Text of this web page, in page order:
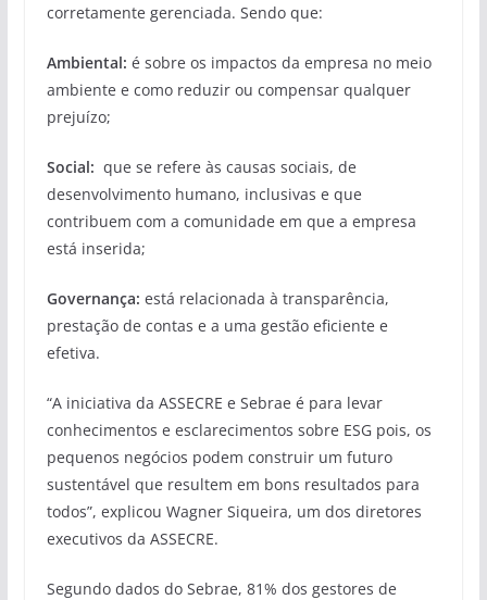
corretamente gerenciada. Sendo que:
Ambiental: é sobre os impactos da empresa no meio
ambiente e como reduzir ou compensar qualquer
prejuízo;
Social: que se refere às causas sociais, de
desenvolvimento humano, inclusivas e que
contribuem com a comunidade em que a empresa
está inserida;
Governança: está relacionada à transparência,
prestação de contas e a uma gestão eficiente e
efetiva.
“A iniciativa da ASSECRE e Sebrae é para levar
conhecimentos e esclarecimentos sobre ESG pois, os
pequenos negócios podem construir um futuro
sustentável que resultem em bons resultados para
todos”, explicou Wagner Siqueira, um dos diretores
executivos da ASSECRE.
Segundo dados do Sebrae, 81% dos gestores de